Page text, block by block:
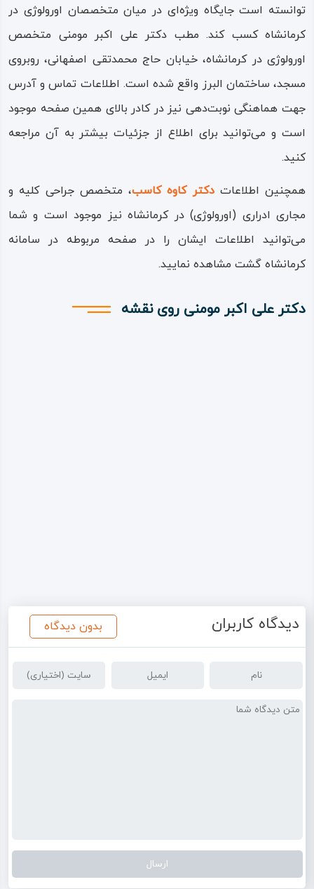
توانسته است جایگاه ویژه‌ای در میان متخصصان اورولوژی در
کرمانشاه کسب کند. مطب دکتر علی اکبر مومنی متخصص
اورولوژی در کرمانشاه، خیابان حاج محمدتقی اصفهانی، روبروی
مسجد، ساختمان البرز واقع شده است. اطلاعات تماس و آدرس
جهت هماهنگی نوبت‌دهی نیز در کادر بالای همین صفحه موجود
است و می‌توانید برای اطلاع از جزئیات بیشتر به آن مراجعه
کنید.
همچنین اطلاعاتدکتر کاوه کاسب، متخصص جراحی کلیه و
مجاری ادراری (اورولوژی) در کرمانشاه نیز موجود است و شما
می‌توانید اطلاعات ایشان را در صفحه مربوطه در سامانه
کرمانشاه گشت مشاهده نمایید.
دکتر علی اکبر مومنی روی نقشه
دیدگاه کاربران بدون دیدگاه